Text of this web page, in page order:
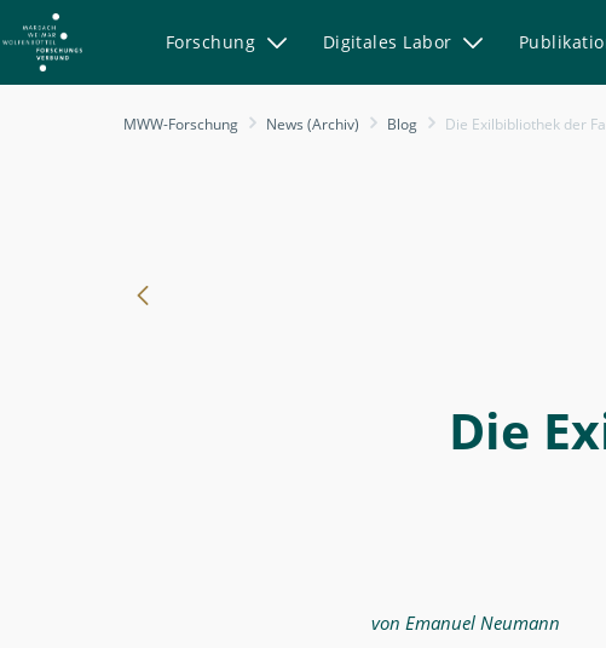
Forschung Digitales Labor
Die
Lieblich
MWW-Forschung News (Archiv) Blog Die Exilbibliothek der
Die
von Emanuel Neumann